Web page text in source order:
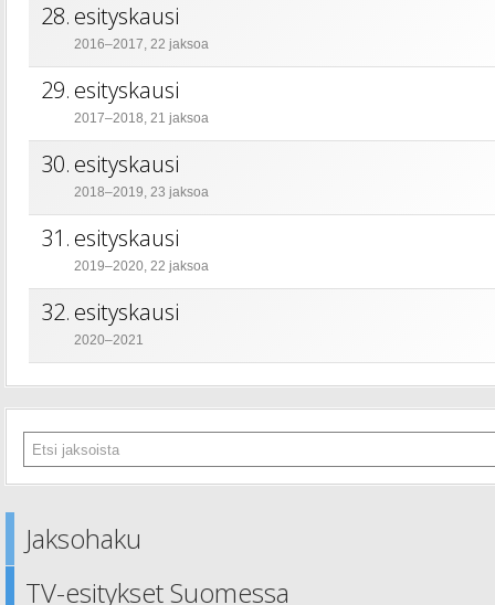
28. esityskausi
2016–2017, 22 jaksoa
29. esityskausi
2017–2018, 21 jaksoa
30. esityskausi
2018–2019, 23 jaksoa
31. esityskausi
2019–2020, 22 jaksoa
32. esityskausi
2020–2021
Jaksohaku
TV-esitykset Suomessa